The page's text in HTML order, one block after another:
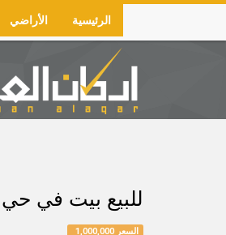
Skip
main
Main
navigation
الأراضي الرئيسية
للبيع بيت في حي الاندلس
السعر 1,000,000